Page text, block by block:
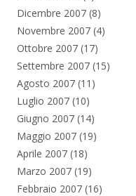
Dicembre 2007 (8)
Novembre 2007 (4)
Ottobre 2007 (17)
Settembre 2007 (15)
Agosto 2007 (11)
Luglio 2007 (10)
Giugno 2007 (14)
Maggio 2007 (19)
Aprile 2007 (18)
Marzo 2007 (19)
Febbraio 2007 (16)